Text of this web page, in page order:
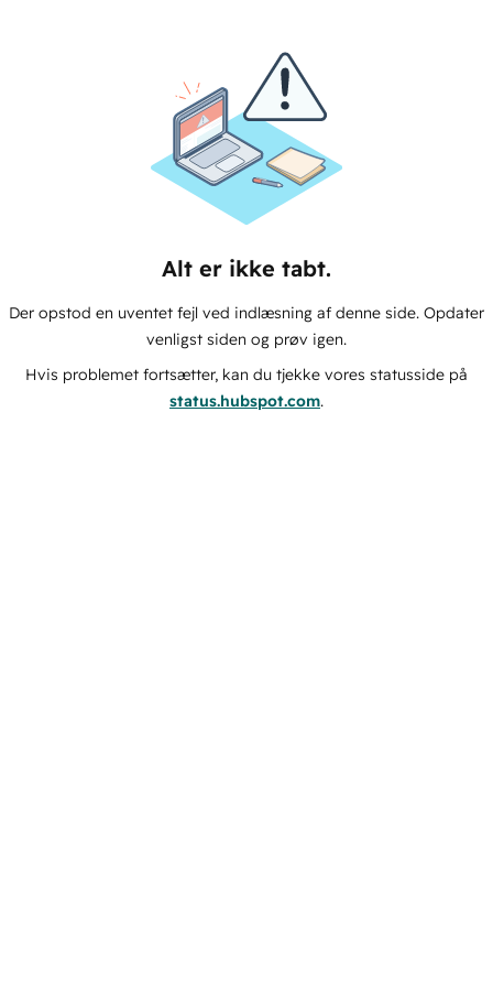
Alt er ikke tabt.
Der opstod en uventet fejl ved indlæsning af denne side. Opdater
venligst siden og prøv igen.
Hvis problemet fortsætter, kan du tjekke vores statusside på
status.hubspot.com.